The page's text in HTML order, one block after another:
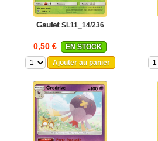
Gaulet SL11_14/236
0,50 €
EN STOCK
Ajouter au panier